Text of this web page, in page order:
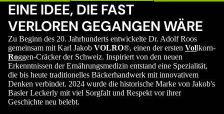
EINE IDEE, DIE FAST
VERLOREN GEGANGEN WÄRE
Zu Beginn des 20. Jahrhunderts entwickelte Dr. Adolf Roos
gemeinsam mit Karl Jakob VOLRO®, einen der ersten Vollkorn-
Roggen-Cräcker der Schweiz. Inspiriert von den neuen
Erkenntnissen der Ernährungsmedizin entstand eine Spezialität,
die bis heute traditionelles Bäckerhandwerk mit innovativem
Denken verbindet. 2024 wurde die historische Marke von Jakob's
Basler Leckerly mit viel Sorgfalt und Respekt vor ihrer
Geschichte neu belebt.